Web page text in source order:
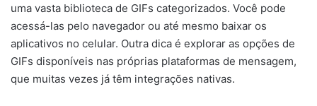
uma vasta biblioteca de GIFs categorizados. Você pode
acessá-las pelo navegador ou até mesmo baixar os
aplicativos no celular. Outra dica é explorar as opções de
GIFs disponíveis nas próprias plataformas de mensagem,
que muitas vezes já têm integrações nativas.